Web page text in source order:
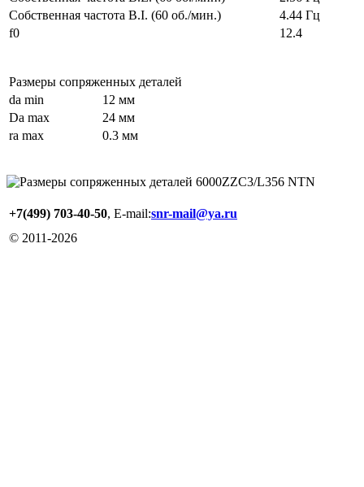
Собственная частота B.I. (60 об./мин.)
4.44 Гц
f0
12.4
Размеры сопряженных деталей
da min
12 мм
Da max
24 мм
ra max
0.3 мм
+7(499) 703-40-50, E-mail:snr-mail@ya.ru
© 2011-2026